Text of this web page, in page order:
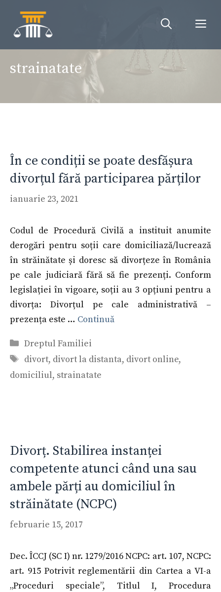
conținut
strainatate
În ce condiții se poate desfășura
divorțul fără participarea părților
ianuarie 23, 2021
Codul de Procedură Civilă a instituit anumite
derogări pentru soții care domiciliază/lucrează
în străinătate și doresc să divorțeze în România
pe cale judiciară fără să fie prezenți. Conform
legislației în vigoare, soții au 3 opțiuni pentru a
divorța: Divorțul pe cale administrativă –
prezența este … Continuă
Categorii
Dreptul Familiei
Etichete
divort, divort la distanta, divort online,
domiciliul, strainatate
Divorț. Stabilirea instanței
competente atunci când una sau
ambele părți au domiciliul în
străinătate (NCPC)
februarie 15, 2017
Dec. ÎCCJ (SC I) nr. 1279/2016 NCPC: art. 107, NCPC:
art. 915 Potrivit reglementării din Cartea a VI-a
„Proceduri speciale”, Titlul I, Procedura